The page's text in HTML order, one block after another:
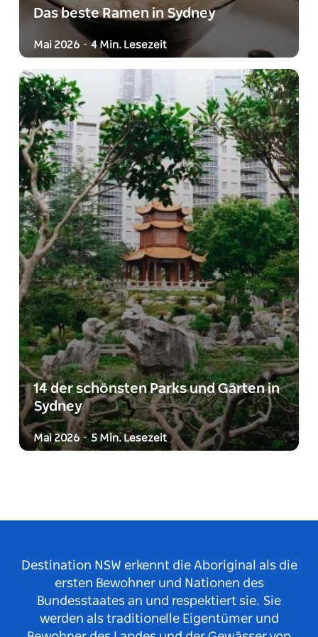
Das beste Ramen in Sydney
Mai 2026 - 4 Min. Lesezeit
14 der schönsten Parks und Gärten in
Sydney
Mai 2026 - 5 Min. Lesezeit
Destination NSW erkennt die Aboriginal als die
ersten Bewohner und Nationen des
Bundesstaates an und respektiert sie. Sie
werden als traditionelle Eigentümer und